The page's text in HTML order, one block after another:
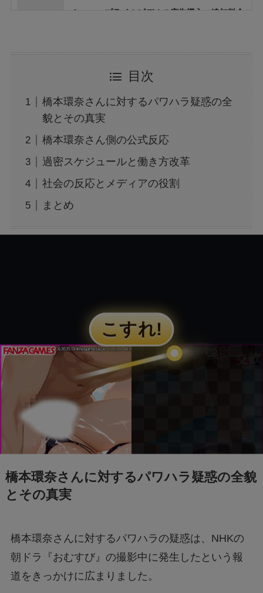
Amazonプライムビデオの広告導入：追加料金
か？間接的影響を徹底解説
大阪万博の500円記念硬貨ってどこにいけばも
広末涼子の薬物使用疑惑：事故と逮捕の真相を
検証
トランプの関税で何が変わる？関税についても
わかりやすく解説！
「誰から？＋999100から怪しい電話と謎のメッ
【迷惑メール】dodaからのSMSは詐欺？原因
【Switch2】抽選結果が表示されない？原因と
話の手口と対処法を解説」
Switch2のスペックは？PS5・PS4とも徹底比
目次
橋本環奈さんに対するパワハラ疑惑の全
貌とその真実
橋本環奈さん側の公式反応
過密スケジュールと働き方改革
社会の反応とメディアの役割
まとめ
橋本環奈さんに対するパワハラ疑惑の全貌
とその真実
橋本環奈さんに対するパワハラの疑惑は、NHKの
朝ドラ『おむすび』の撮影中に発生したという報
道をきっかけに広まりました。